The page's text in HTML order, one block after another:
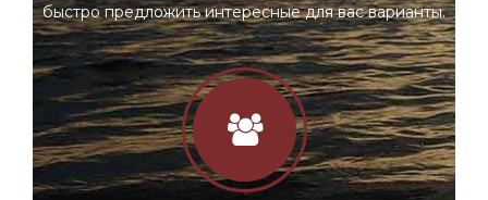
быстро предложить интересные для вас варианты.